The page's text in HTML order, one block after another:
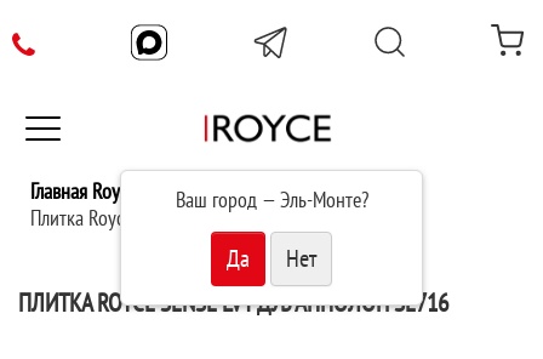
Ваш город —Эль-Монте?
Главная Royce
Каталог
Плитка Royce Sense LVT Дуб Апполон SE716
ПЛИТКА ROYCE SENSE LVT ДУБ АППОЛОН SE716